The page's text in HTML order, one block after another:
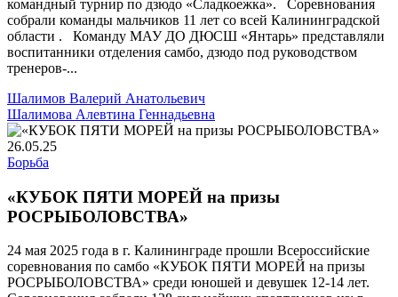
командный турнир по дзюдо «Сладкоежка». Соревнования
собрали команды мальчиков 11 лет со всей Калининградской
области . Команду МАУ ДО ДЮСШ «Янтарь» представляли
воспитанники отделения самбо, дзюдо под руководством
тренеров-...
Шалимов Валерий Анатольевич
Шалимова Алевтина Геннадьевна
26.05.25
Борьба
«КУБОК ПЯТИ МОРЕЙ на призы
РОСРЫБОЛОВСТВА»
24 мая 2025 года в г. Калининграде прошли Всероссийские
соревнования по самбо «КУБОК ПЯТИ МОРЕЙ на призы
РОСРЫБОЛОВСТВА» среди юношей и девушек 12-14 лет.